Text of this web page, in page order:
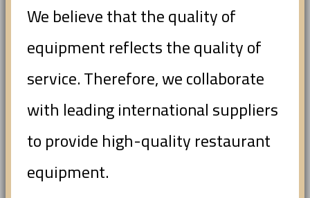
We believe that the quality of
equipment reflects the quality of
service. Therefore, we collaborate
with leading international suppliers
to provide high-quality restaurant
equipment.